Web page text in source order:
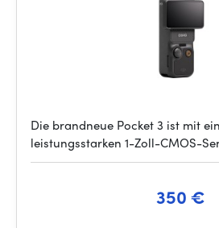
Die brandneue Pocket 3 ist mit
leistungsstarken 1-Zoll-CMOS-
350 €